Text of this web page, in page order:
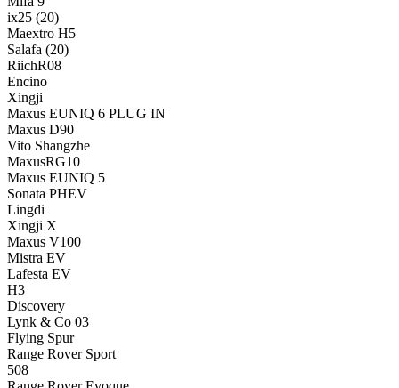
ix25 (20)
Maextro H5
Salafa (20)
RiichR08
Encino
Xingji
Maxus EUNIQ 6 PLUG IN
Maxus D90
Vito Shangzhe
MaxusRG10
Maxus EUNIQ 5
Sonata PHEV
Lingdi
Xingji X
Maxus V100
Mistra EV
Lafesta EV
H3
Discovery
Lynk & Co 03
Flying Spur
Range Rover Sport
508